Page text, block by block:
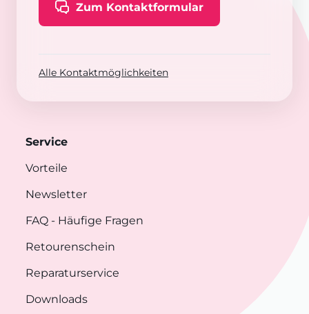
Zum Kontaktformular
Alle Kontaktmöglichkeiten
Service
Vorteile
Newsletter
FAQ - Häufige Fragen
Retourenschein
Reparaturservice
Downloads